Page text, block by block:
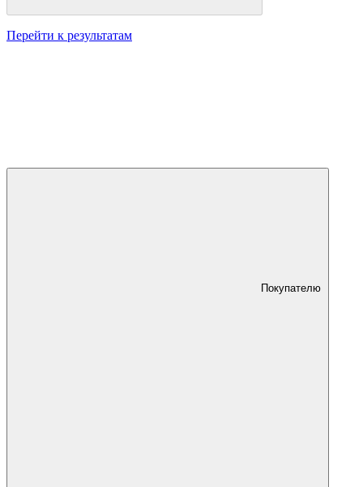
Перейти к результатам
Покупателю